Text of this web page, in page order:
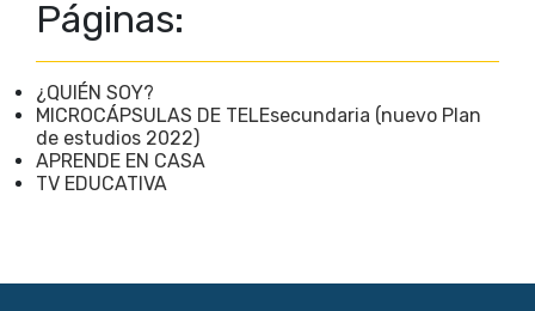
Páginas:
¿QUIÉN SOY?
MICROCÁPSULAS DE TELEsecundaria (nuevo Plan
de estudios 2022)
APRENDE EN CASA
TV EDUCATIVA